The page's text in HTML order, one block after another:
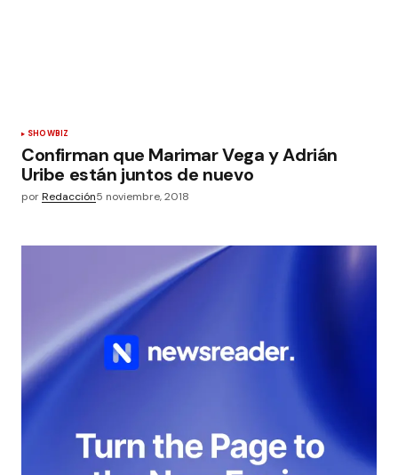
SHOWBIZ
Confirman que Marimar Vega y Adrián
Uribe están juntos de nuevo
porRedacción5 noviembre, 2018